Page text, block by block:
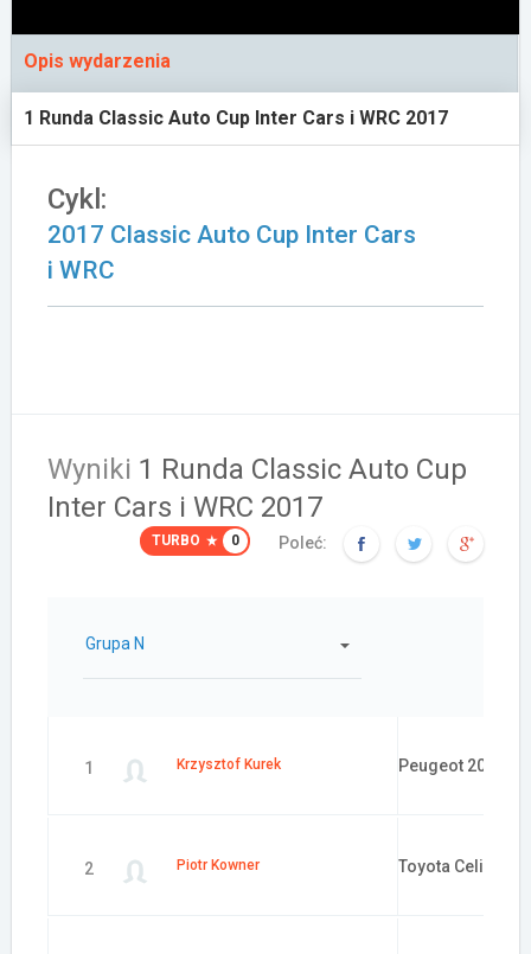
Opis wydarzenia
1 Runda Classic Auto Cup Inter Cars i WRC 2017
Cykl:
2017 Classic Auto Cup Inter Cars
i WRC
Wyniki 1 Runda Classic Auto Cup
Inter Cars i WRC 2017
TURBO 0 Poleć:
Grupa N
1 Krzysztof Kurek Peugeot 205 GTI
2 Piotr Kowner Toyota Celica